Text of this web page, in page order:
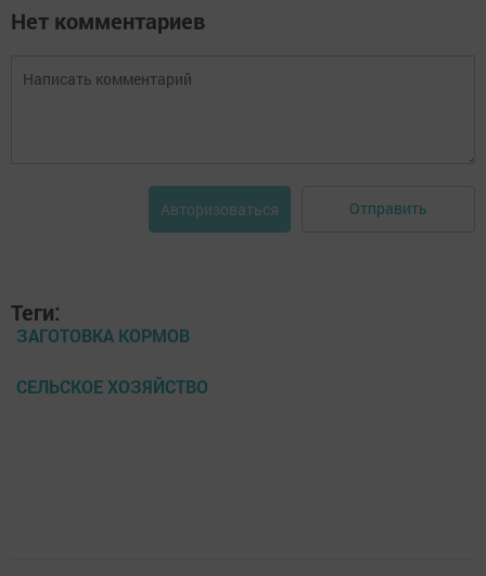
Нет комментариев
Авторизоваться Отправить
Теги:
ЗАГОТОВКА КОРМОВ
СЕЛЬСКОЕ ХОЗЯЙСТВО